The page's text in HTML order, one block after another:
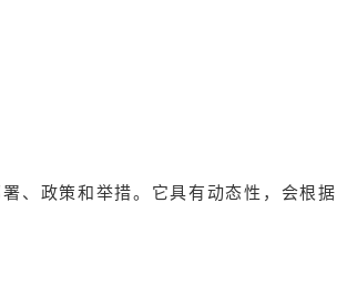
、政策和举措。它具有动态性，会根